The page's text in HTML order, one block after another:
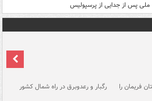
پس از جدایی از پرسپولیس
فریمان را رگبار و رعدوبرق در راه شمال کشور